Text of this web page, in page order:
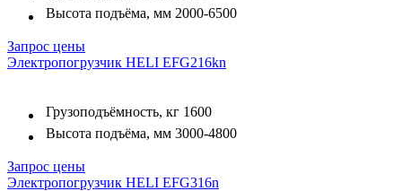
Высота подъёма, мм 2000-6500
Запрос цены
Электропогрузчик HELI EFG216kn
Грузоподъёмность, кг 1600
Высота подъёма, мм 3000-4800
Запрос цены
Электропогрузчик HELI EFG316n